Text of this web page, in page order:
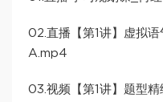
02.直播【第1讲】虚拟
A.mp4
03.视频【第1讲】题型